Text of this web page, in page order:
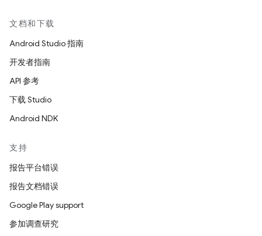
文档和下载
Android Studio 指南
开发者指南
API 参考
下载 Studio
Android NDK
支持
报告平台错误
报告文档错误
Google Play support
参加调查研究